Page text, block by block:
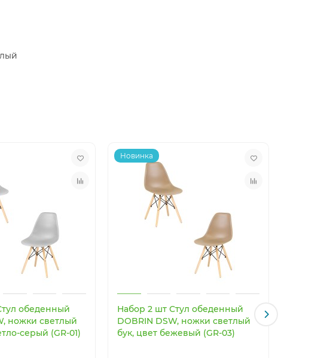
обеденный
ножки светлый
серый (GR-01)
Новинка
Набор 2 шт Стул обеденный
DOBRIN DSW, ножки светлый
бук, цвет бежевый (GR-03)